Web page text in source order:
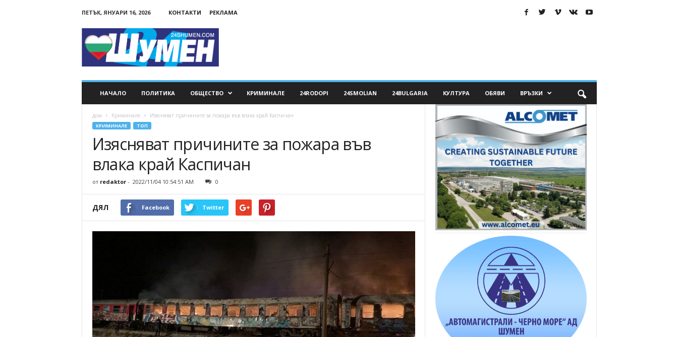
ПЕТЪК, ЯНУАРИ 16, 2026 КОНТАКТИ РЕКЛАМА
НАЧАЛО ПОЛИТИКА ОБЩЕСТВО КРИМИНАЛЕ 24RODOPI 24SMOLIAN 24BULGARIA КУЛТУРА ОБЯВИ ВРЪЗКИ
дом Криминале Изясняват причините за пожара във влака край Каспичан
КРИМИНАЛЕ ТОП
Изясняват причините за пожара във
влака край Каспичан
от redaktor- 2022/11/04 10:54:51 AM 0
ДЯЛ Facebook Twitter